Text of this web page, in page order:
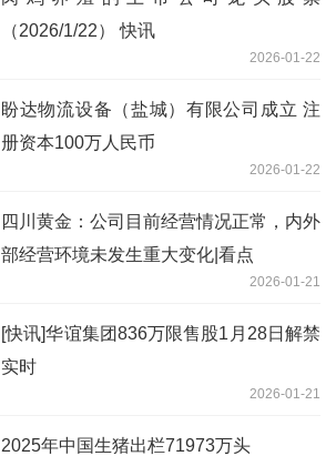
（2026/1/22） 快讯
2026-01-22
盼达物流设备（盐城）有限公司成立 注
册资本100万人民币
2026-01-22
四川黄金：公司目前经营情况正常，内外
部经营环境未发生重大变化|看点
2026-01-21
[快讯]华谊集团836万限售股1月28日解禁
实时
2026-01-21
2025年中国生猪出栏71973万头